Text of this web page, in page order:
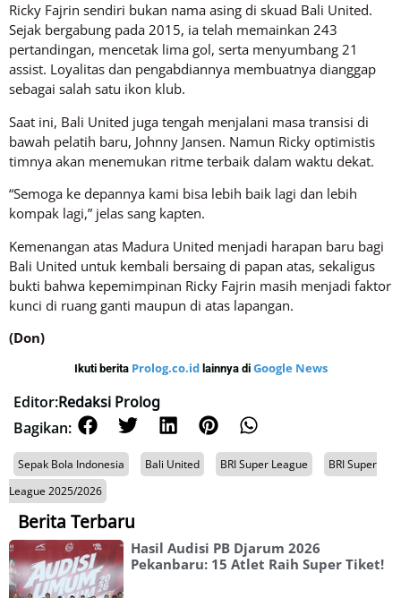
Ricky Fajrin sendiri bukan nama asing di skuad Bali United.
Sejak bergabung pada 2015, ia telah memainkan 243
pertandingan, mencetak lima gol, serta menyumbang 21
assist. Loyalitas dan pengabdiannya membuatnya dianggap
sebagai salah satu ikon klub.
Saat ini, Bali United juga tengah menjalani masa transisi di
bawah pelatih baru, Johnny Jansen. Namun Ricky optimistis
timnya akan menemukan ritme terbaik dalam waktu dekat.
“Semoga ke depannya kami bisa lebih baik lagi dan lebih
kompak lagi,” jelas sang kapten.
Kemenangan atas Madura United menjadi harapan baru bagi
Bali United untuk kembali bersaing di papan atas, sekaligus
bukti bahwa kepemimpinan Ricky Fajrin masih menjadi faktor
kunci di ruang ganti maupun di atas lapangan.
(Don)
Ikuti berita Prolog.co.id lainnya di Google News
Editor:Redaksi Prolog
Bagikan:
Sepak Bola Indonesia Bali United BRI Super League
BRI Super
League 2025/2026
Berita Terbaru
Hasil Audisi PB Djarum 2026
Pekanbaru: 15 Atlet Raih Super Tiket!